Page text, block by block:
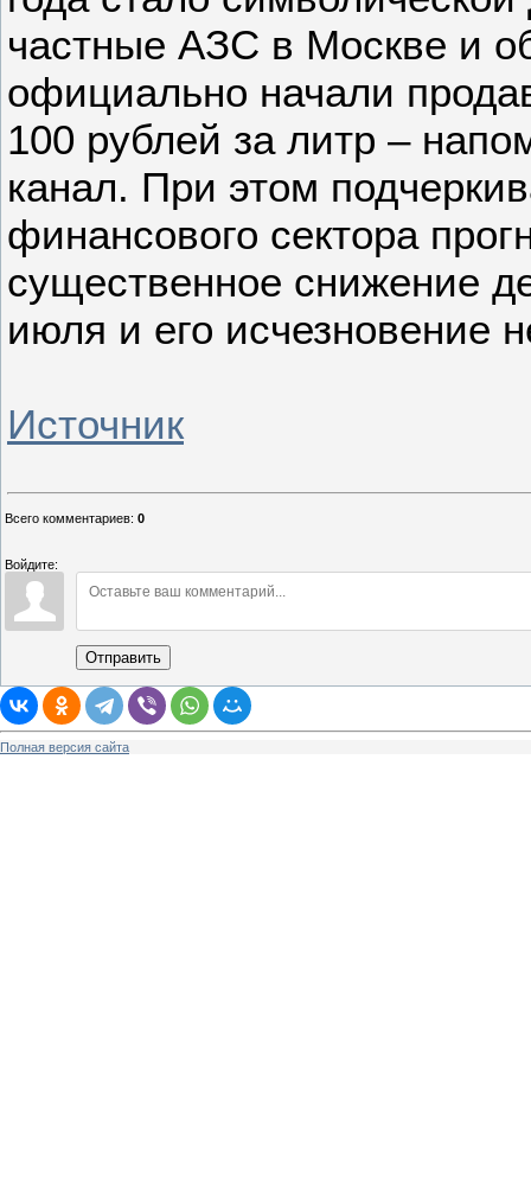
частные АЗС в Москве и
официально начали
100 рублей за литр –
канал. При этом
финансового сектора
существенное снижение
июля и его исчезновение
Источник
Всего комментариев: 0
Войдите:
Отправить
Полная версия сайта